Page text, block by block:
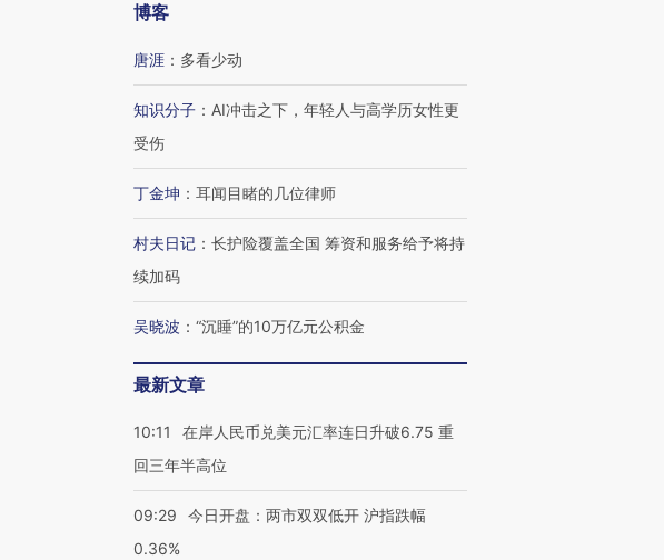
博客
唐涯 ： 多看少动
知识分子 ： AI冲击之下，年轻人与高学历女性更
受伤
丁金坤 ： 耳闻目睹的几位律师
村夫日记 ： 长护险覆盖全国 筹资和服务给予将持
续加码
吴晓波 ： “沉睡”的10万亿元公积金
最新文章
10:11
在岸人民币兑美元汇率连日升破6.75 重
回三年半高位
09:29
今日开盘：两市双双低开 沪指跌幅
0.36%